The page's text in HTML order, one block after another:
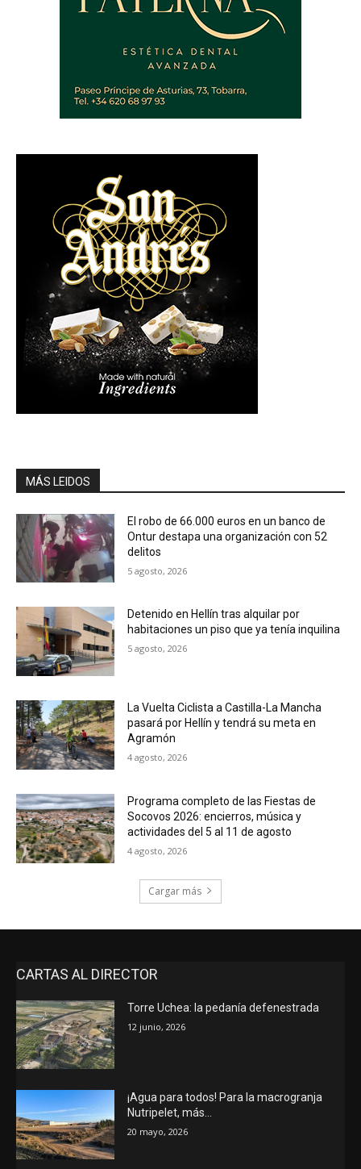
MÁS LEIDOS
El robo de 66.000 euros en un banco de
Ontur destapa una organización con 52
delitos
5 agosto, 2026
Detenido en Hellín tras alquilar por
habitaciones un piso que ya tenía inquilina
5 agosto, 2026
La Vuelta Ciclista a Castilla-La Mancha
pasará por Hellín y tendrá su meta en
Agramón
4 agosto, 2026
Programa completo de las Fiestas de
Socovos 2026: encierros, música y
actividades del 5 al 11 de agosto
4 agosto, 2026
Cargar más
CARTAS AL DIRECTOR
Torre Uchea: la pedanía defenestrada
12 junio, 2026
¡Agua para todos! Para la macrogranja
Nutripelet, más…
20 mayo, 2026